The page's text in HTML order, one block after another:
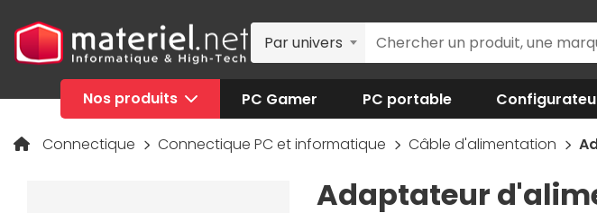
Par univers
Nos produits PC Gamer PC portable
Connectique Connectique PC et informatique Câble d'alimentation
Adaptateur